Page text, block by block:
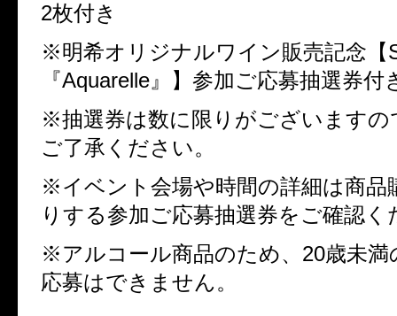
2枚付き
※明希オリジナルワイン販売記念【
『Aquarelle 』】参加ご応募抽選券付
※抽選券は数に限りがございますの
ご了承ください。
※イベント会場や時間の詳細は商品
りする参加ご応募抽選券をご確認く
※アルコール商品のため、 20歳未満
応募はできません。